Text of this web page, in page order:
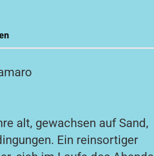
alt, gewachsen auf Sand,
Ein reinsortiger